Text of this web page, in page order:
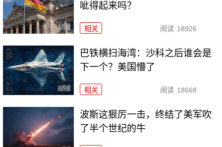
呲得起来吗？
相关 阅读 18926
巴铁横扫海湾：沙科之后谁会是
下一个？美国懵了
相关 阅读 18668
波斯这狠厉一击，终结了美军吹
了半个世纪的牛